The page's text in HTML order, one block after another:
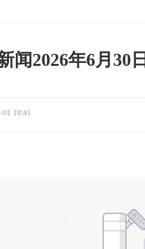
闻2026年6月30日
01 18:41